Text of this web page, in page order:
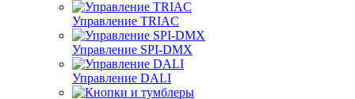
Управление TRIAC
Управление SPI-DMX
Управление DALI